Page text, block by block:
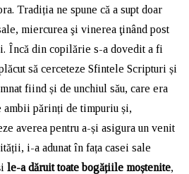
Tradiția ne spune că a supt doar
miercurea şi vinerea ţinând post
Încă din copilărie s-a dovedit a fi
să cerceteze Sfintele Scripturi și
fiind și de unchiul său, care era
ambii părinți de timpuriu și,
averea pentru a-și asigura un venit
i-a adunat în fața casei sale
le-a dăruit toate bogățiile moștenite,